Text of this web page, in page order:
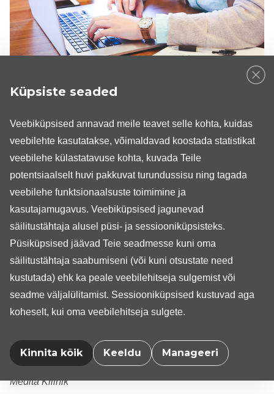
Küpsiste seaded
Veebiküpsised annavad meile teavet selle kohta, kuidas
veebilehte kasutatakse, võimaldavad koostada statistikat
veebilehe külastatavuse kohta, kuvada Teile
potentsiaalselt huvi pakkuvat turundussisu ning tagada
veebilehe funktsionaalsuste toimimine ja
kasutajamugavus. Veebiküpsised jagunevad
säilitustähtaja alusel püsi- ja sessiooniküpsisteks.
Püsiküpsised jäävad Teie seadmesse kuni oma
säilitustähtaja saabumiseni (või kuni otsustate need
kustutada) ehk ka peale veebilehitseja sulgemist või
seadme väljalülitamist. Sessiooniküpsised kustuvad aga
koheselt, kui oma veebilehitseja sulgete.
Kinnita kõik Keeldu Manageeri
Veebiregistratuurvõimaldab patsiendil otsida sobilikku
oma vastuvõtuaega ning tellida meeldetuletus vastuvõtule
tulekuks. Keskkonda sisenemiseks on vajalik mobiil-ID või
ID-kaardi olemasolu.
probleemide lahendamiseks kõige sobivam, helistage ja
küsige informatsiooni Medita Kliiniku registratuurist
telefonil 5 645 8430.
NB! Hetkel on veebiregistratuuris võimalik
Muud registreerumisvõimalused on:
- Medita Kliiniku registratuuris Teguri 37b, Tartu
- Medita Kliinikue-vormiabil (tasuline vastuvõtt,
haigekassapõhine vastuvõtt)
Medita Kliinik